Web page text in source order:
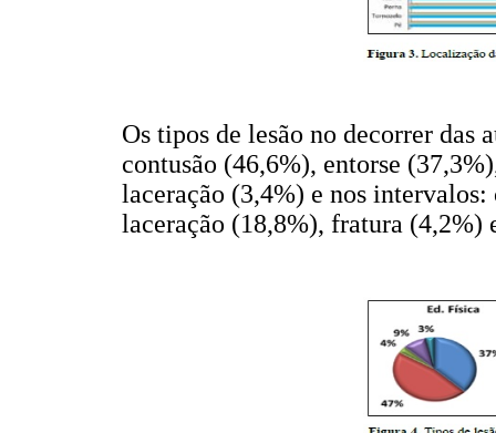
Os tipos de lesão no decorrer das
contusão (46,6%), entorse
laceração (3,4%) e nos
laceração (18,8%), fratura (4,2%)